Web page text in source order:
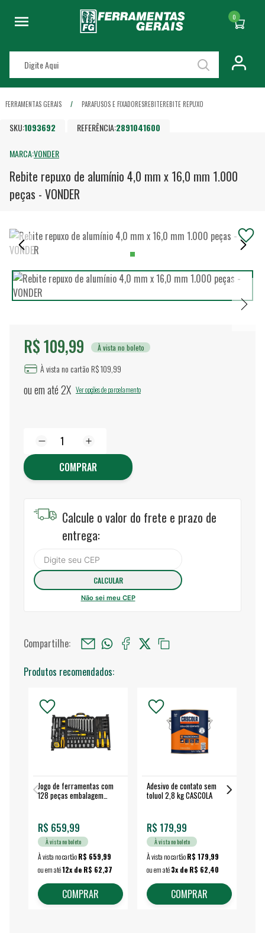
0
FERRAMENTAS GERAIS PARAFUSOS E FIXADORESREBITEREBITE REPUXO
SKU:1093692 REFERÊNCIA:2891041600
MARCA:VONDER
Rebite repuxo de alumínio 4,0 mm x 16,0 mm 1.000
peças - VONDER
R$ 109,99 À vista no boleto
À vista no cartão R$ 109,99
ou em até2X Ver opções de parcelamento
COMPRAR
Calcule o valor do frete e prazo de
entrega:
Não sei meu CEP
Compartilhe:
Produtos recomendados:
Jogo de ferramentas com
128 peças embalagem
R$ 659,99
À vista no boleto
À vista no cartãoR$ 659,99
ou em até12x de R$ 62,37
COMPRAR
Adesivo de contato sem
toluol 2,8 kg CASCOLA
R$ 179,99
À vista no boleto
À vista no cartãoR$ 179,99
ou em até3x de R$ 62,40
COMPRAR